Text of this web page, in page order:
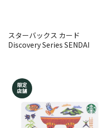
スターバックス カード
Discovery Series SENDAI
限定
店舗